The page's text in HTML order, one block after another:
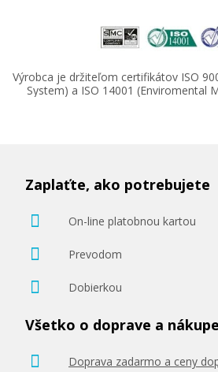
Výrobca je držiteľom certifikátov ISO
System) a ISO 14001 (Enviromental
Zaplaťte, ako potrebujete
On-line platobnou kartou
Prevodom
Dobierkou
Všetko o doprave a nákupe
Doprava zadarmo a ceny